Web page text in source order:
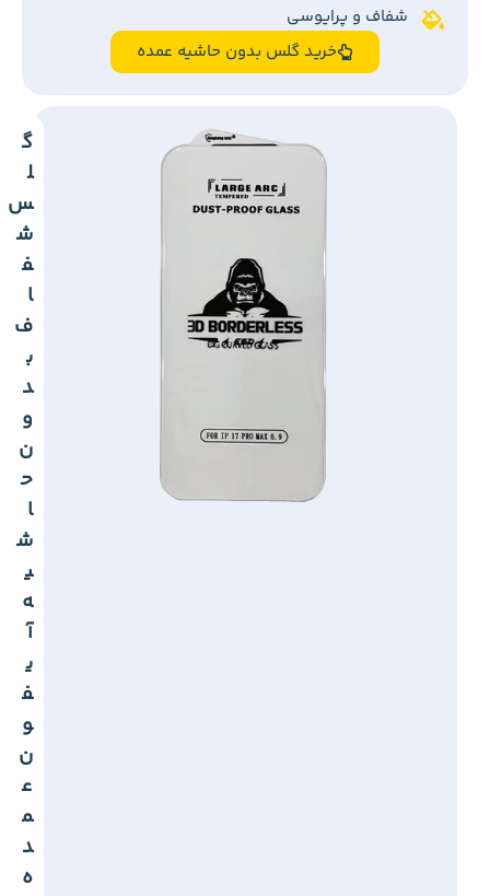
شفاف و پرایوسی
خرید گلس بدون حاشیه عمده
گ
ل
س
ش
ف
ا
ف
ب
د
و
ن
ح
ا
ش
ی
ه
آ
ی
ف
و
ن
ع
م
د
ه